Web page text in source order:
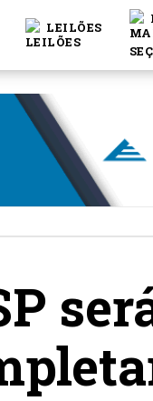
LEILÕES